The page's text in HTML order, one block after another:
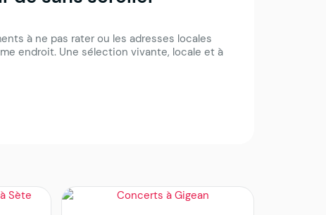
à ne pas rater ou les adresses locales
endroit. Une sélection vivante, locale et à